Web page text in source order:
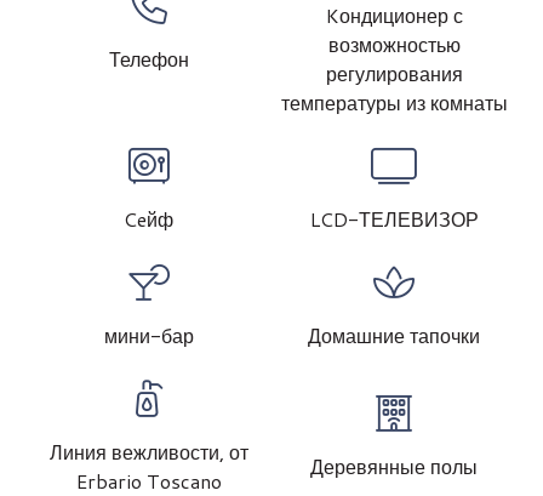
Телефон
Kондиционер с
возможностью
регулирования
температуры из комнаты
Ceйф LCD-ТЕЛЕВИЗОР
мини-бар Домашние тапочки
Линия вежливости, от
Erbario Toscano
Деревянные полы